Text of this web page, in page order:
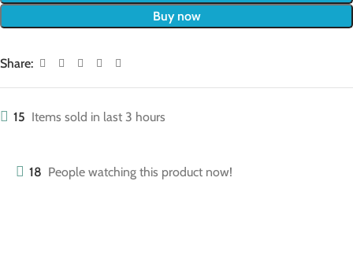
Buy now
Share:
15 Items sold in last 3 hours
18 People watching this product now!